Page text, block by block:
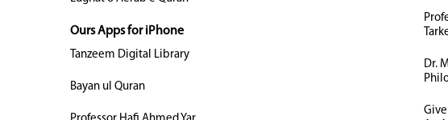
Dr.
Ours Apps for iPhone
Tanzeem Digital Library
Bayan ul Quran